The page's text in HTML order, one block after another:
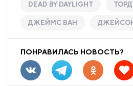
DEAD BY DAYLIGHT
ДЖЕЙМС ВАН
ПОНРАВИЛАСЬ НОВОСТЬ?